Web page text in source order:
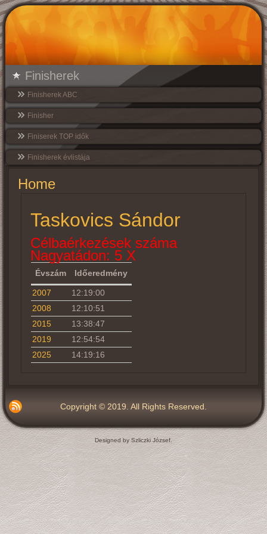
Finisherek
Finisherek ABC
Finisher
Finiserek TOP idők
Finisherek évlistája
Home
Taskovics Sándor
Célbaérkezések száma
Nagyatádon: 5 X
Évszám Időeredmény
2007
12:19:00
2008
12:10:51
2015
13:38:47
2019
12:54:54
2025
14:19:16
Copyright © 2019. All Rights Reserved.
Designed by Szliczki József.